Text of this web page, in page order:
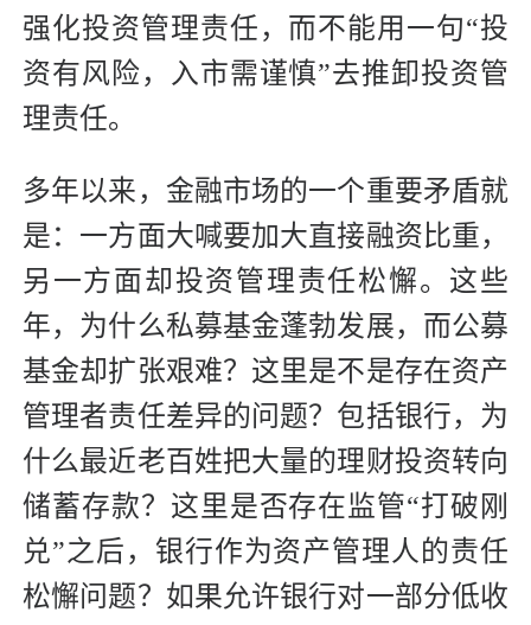
强化投资管理责任，而不能用一句“投
资有风险，入市需谨慎”去推卸投资管
理责任。
多年以来，金融市场的一个重要矛盾就
是：一方面大喊要加大直接融资比重，
另一方面却投资管理责任松懈。这些
年，为什么私募基金蓬勃发展，而公募
基金却扩张艰难？这里是不是存在资产
管理者责任差异的问题？包括银行，为
什么最近老百姓把大量的理财投资转向
储蓄存款？这里是否存在监管“打破刚
兑”之后，银行作为资产管理人的责任
松懈问题？如果允许银行对一部分低收